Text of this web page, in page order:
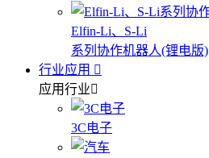
Elfin-Li、S-Li
系列协作机器人(锂电版)
行业应用
应用行业
3C电子